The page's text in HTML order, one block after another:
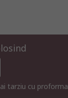
tarziu cu proforma